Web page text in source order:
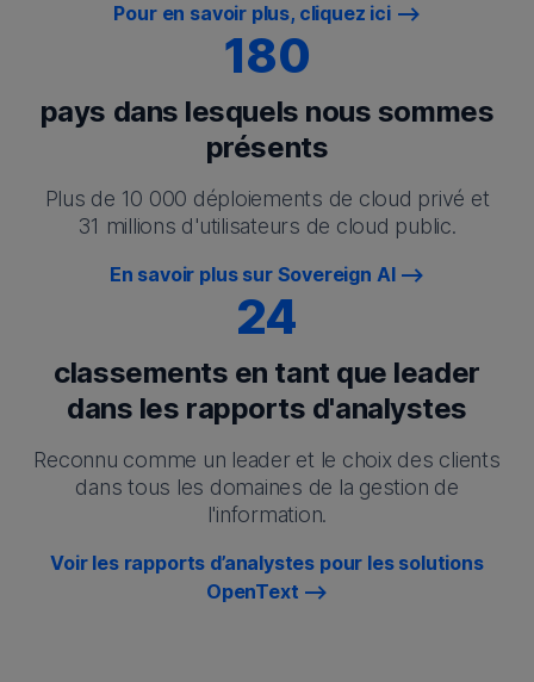
Pour en savoir plus, cliquez ici
180
pays dans lesquels nous sommes
présents
Plus de 10 000 déploiements de cloud privé et
31 millions d'utilisateurs de cloud public.
En savoir plus sur Sovereign AI
24
classements en tant que leader
dans les rapports d'analystes
Reconnu comme un leader et le choix des clients
dans tous les domaines de la gestion de
l'information.
Voir les rapports d’analystes pour les solutions
OpenText